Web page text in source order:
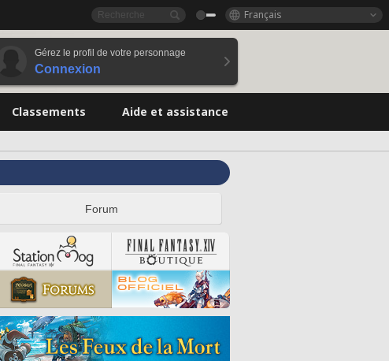
Français
Gérez le profil de votre personnage
Connexion
Classements Aide et assistance
Forum